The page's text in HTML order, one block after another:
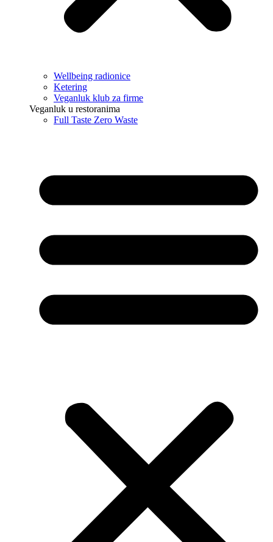
Wellbeing radionice
Ketering
Veganluk klub za firme
Veganluk u restoranima
Full Taste Zero Waste